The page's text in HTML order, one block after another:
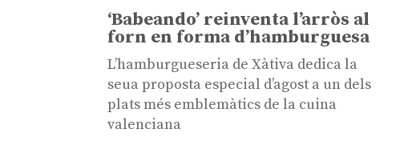
‘Babeando’ reinventa l’arròs al
forn en forma d’hamburguesa
L’hamburgueseria de Xàtiva dedica la
seua proposta especial d’agost a un dels
plats més emblemàtics de la cuina
valenciana